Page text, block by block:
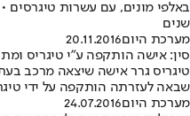
באלפי מונים, עם עשרות טיגרסים
שנים
מערכת היום20.11.2016
סין: אישה הותקפה ע"י טיגריס
טיגריס גרר אישה שיצאה מרכב
שבאה לעזרתה הותקפה על ידי
מערכת היום24.07.2016